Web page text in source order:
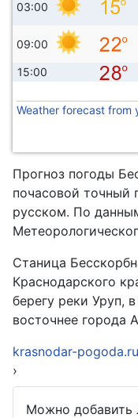
03:00
09:00
15:00
Weather forecast from
Прогноз погоды
почасовой точный
русском. По
Станица
Краснодарского
берегу реки Уруп,
восточнее города
krasnodar-pogoda.ru
›
Можно добавить